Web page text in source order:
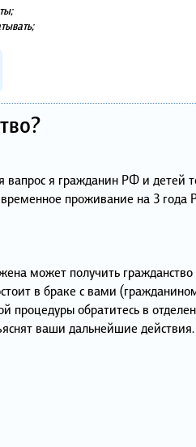
вапрос я гражданин РФ и детей
проживание на 3 года
может получить
в браке с вами
процедуры обратитесь в
ваши дальнейшие